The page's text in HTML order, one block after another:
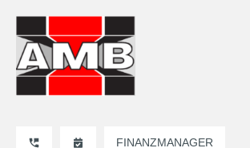
FINANZMANAGER